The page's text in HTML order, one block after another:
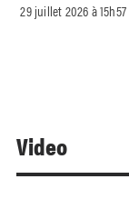
29 juillet 2026 à 15h57
Video